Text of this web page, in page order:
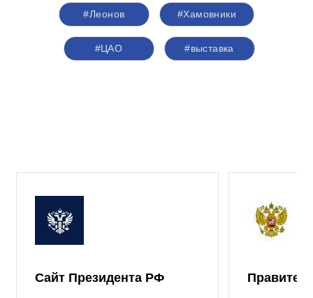
#Леонов #Хамовники
#ЦАО #выставка
Сайт Президента РФ